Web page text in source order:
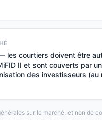
les courtiers doivent être
II et sont couverts par
des investisseurs (au
sur le marché, et non de